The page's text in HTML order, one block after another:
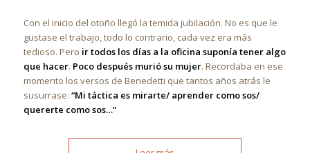
Con el inicio del otoño llegó la temida jubilación. No es que le
gustase el trabajo, todo lo contrario, cada vez era más
tedioso. Pero ir todos los días a la oficina suponía tener algo
que hacer. Poco después murió su mujer. Recordaba en ese
momento los versos de Benedetti que tantos años atrás le
susurrase: “Mi táctica es mirarte/ aprender como sos/
quererte como sos…”